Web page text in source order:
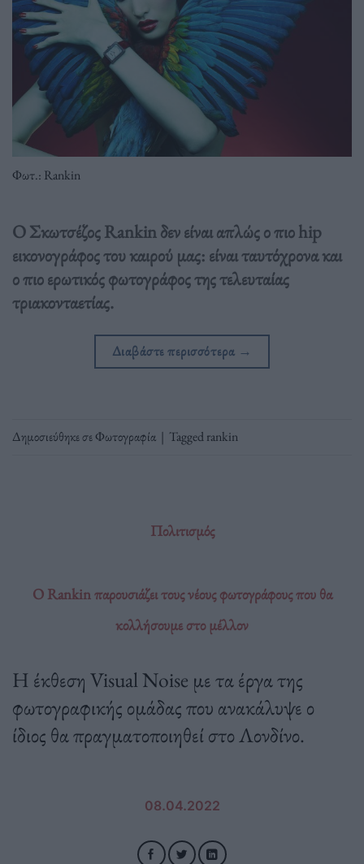
Φωτ.: Rankin
Ο Σκωτσέζος Rankin δεν είναι απλώς ο πιο hip
εικονογράφος του καιρού μας: είναι ταυτόχρονα και
ο πιο ερωτικός φωτογράφος της τελευταίας
τριακονταετίας.
Διαβάστε περισσότερα →
Δημοσιεύθηκε σεΦωτογραφία | Taggedrankin
Πολιτισμός
Ο Rankin παρουσιάζει τους νέους φωτογράφους που θα
κολλήσουμε στο μέλλον
Η έκθεση Visual Noise με τα έργα της
φωτογραφικής ομάδας που ανακάλυψε ο
ίδιος θα πραγματοποιηθεί στο Λονδίνο.
08.04.2022